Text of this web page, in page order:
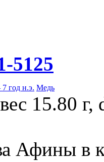
5125
год н.э. Медь
15.80
Афины в